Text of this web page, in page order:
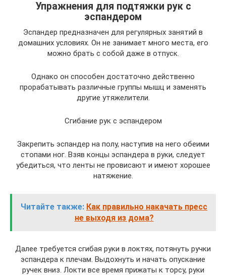
Упражнения для подтяжки рук с
эспандером
Эспандер предназначен для регулярных занятий в
домашних условиях. Он не занимает много места, его
можно брать с собой даже в отпуск.
Однако он способен достаточно действенно
прорабатывать различные группы мышц и заменять
другие утяжелители.
Сгибание рук с эспандером
Закрепить эспандер на полу, наступив на него обеими
стопами ног. Взяв концы эспандера в руки, следует
убедиться, что ленты не провисают и имеют хорошее
натяжение.
Читайте также: Как правильно накачать пресс
не выходя из дома?
Далее требуется сгибая руки в локтях, потянуть ручки
эспандера к плечам. Выдохнуть и начать опускание
ручек вниз. Локти все время прижаты к торсу, руки